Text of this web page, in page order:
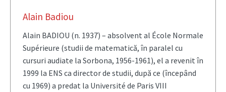
Alain Badiou
Alain BADIOU (n. 1937) – absolvent al École Normale
Supérieure (studii de matematică, în paralel cu
cursuri audiate la Sorbona, 1956-1961), el a revenit în
1999 la ENS ca director de studii, după ce (începând
cu 1969) a predat la Université de Paris VIII